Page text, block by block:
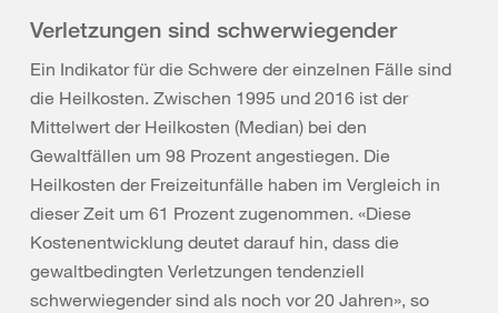
Verletzungen sind schwerwiegender
Ein Indikator für die Schwere der einzelnen Fälle sind
die Heilkosten. Zwischen 1995 und 2016 ist der
Mittelwert der Heilkosten (Median) bei den
Gewaltfällen um 98 Prozent angestiegen. Die
Heilkosten der Freizeitunfälle haben im Vergleich in
dieser Zeit um 61 Prozent zugenommen. «Diese
Kostenentwicklung deutet darauf hin, dass die
gewaltbedingten Verletzungen tendenziell
schwerwiegender sind als noch vor 20 Jahren», so